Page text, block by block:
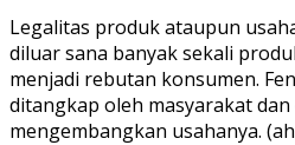
Legalitas produk ataupun
diluar sana banyak sekali
menjadi rebutan konsumen.
ditangkap oleh masyarakat
mengembangkan usahanya.